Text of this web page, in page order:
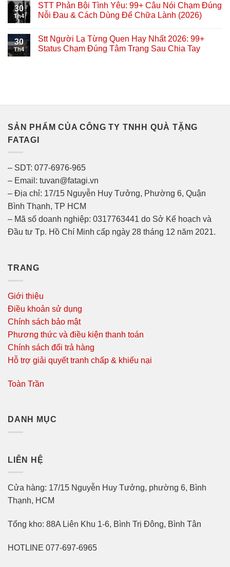
30
Th4
STT Phản Bội Tình Yêu: 99+ Câu Nói Chạm Đúng
Nỗi Đau & Cách Dùng Để Chữa Lành (2026)
30
Th4
Stt Người Lạ Từng Quen Hay Nhất 2026: 99+
Status Chạm Đúng Tâm Trạng Sau Chia Tay
SẢN PHẨM CỦA CÔNG TY TNHH QUÀ TẶNG
FATAGI
– SDT: 077-6976-965
– Email: tuvan@fatagi.vn
– Địa chỉ: 17/15 Nguyễn Huy Tưởng, Phường 6, Quận
Bình Thạnh, TP HCM
– Mã số doanh nghiệp: 0317763441 do Sở Kế hoạch và
Đầu tư Tp. Hồ Chí Minh cấp ngày 28 tháng 12 năm 2021.
TRANG
Giới thiệu
Điều khoản sử dụng
Chính sách bảo mật
Phương thức và điều kiện thanh toán
Chính sách đổi trả hàng
Hỗ trợ giải quyết tranh chấp & khiếu nại
Toàn Trần
DANH MỤC
LIÊN HỆ
Cửa hàng: 17/15 Nguyễn Huy Tưởng, phường 6, Bình
Thạnh, HCM
Tổng kho: 88A Liên Khu 1-6, Bình Trị Đông, Bình Tân
HOTLINE 077-697-6965